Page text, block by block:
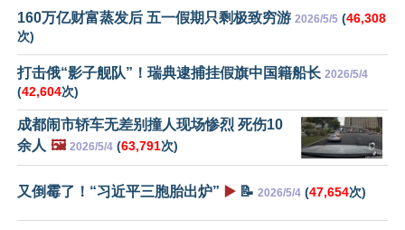
160万亿财富蒸发后 五一假期只剩极致穷游 2026/5/5 (46,308
次)
打击俄“影子舰队”！瑞典逮捕挂假旗中国籍船长 2026/5/4
(42,604次)
成都闹市轿车无差别撞人现场惨烈 死伤10
余人 🖼️ 2026/5/4 (63,791次)
又倒霉了！“习近平三胞胎出炉” ▶️ 📝 2026/5/4 (47,654次)